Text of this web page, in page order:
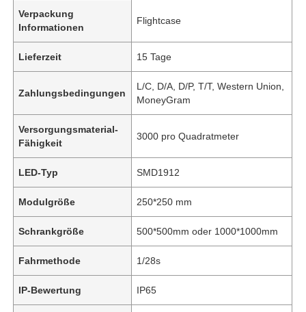
Verpackung
Informationen
Flightcase
Lieferzeit 15 Tage
Zahlungsbedingungen
L/C, D/A, D/P, T/T, Western Union,
MoneyGram
Versorgungsmaterial-
Fähigkeit
3000 pro Quadratmeter
LED-Typ SMD1912
Modulgröße 250*250 mm
Schrankgröße 500*500mm oder 1000*1000mm
Fahrmethode 1/28s
IP-Bewertung IP65